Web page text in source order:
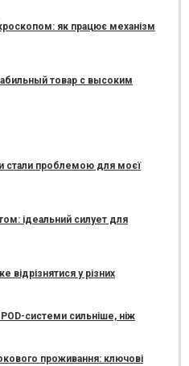
як працює механізм
товар с высоким
стали проблемою для моєї
ідеальний силует для
у різних
системи сильніше, ніж
проживання: ключові